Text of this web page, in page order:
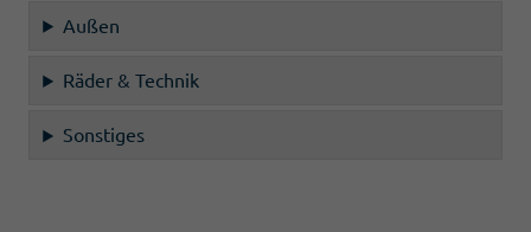
Außen
Räder & Technik
Sonstiges